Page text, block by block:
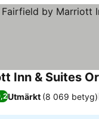
Inn & Suites
Utmärkt (8 069 betyg)